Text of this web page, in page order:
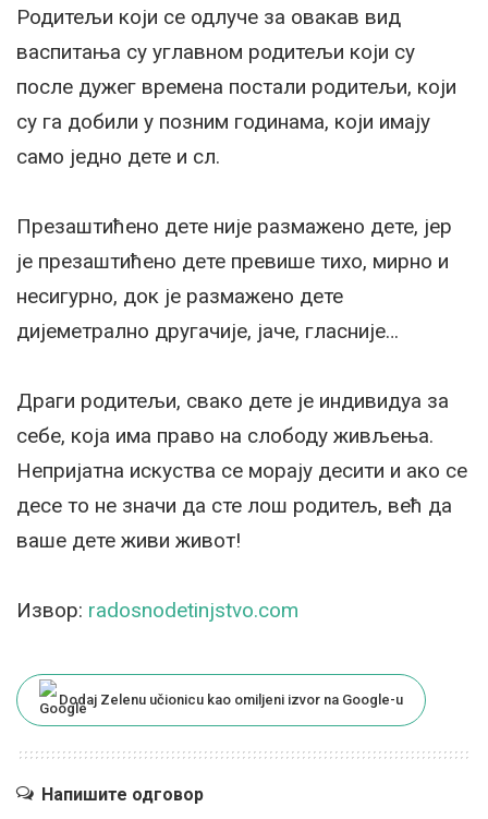
Родитељи који се одлуче за овакав вид
васпитања су углавном родитељи који су
после дужег времена постали родитељи, који
су га добили у позним годинама, који имају
само једно дете и сл.
Презаштићено дете није размажено дете, јер
је презаштићено дете превише тихо, мирно и
несигурно, док је размажено дете
дијеметрално другачије, јаче, гласније…
Драги родитељи, свако дете је индивидуа за
себе, која има право на слободу живљења.
Непријатна искуства се морају десити и ако се
десе то не значи да сте лош родитељ, већ да
ваше дете живи живот!
Извор: radosnodetinjstvo.com
Dodaj Zelenu učionicu kao omiljeni izvor na Google-u
Напишите одговор